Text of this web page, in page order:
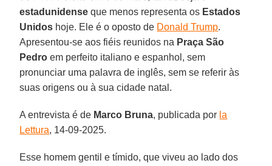
estadunidense que menos representa os Estados
Unidos hoje. Ele é o oposto de Donald Trump.
Apresentou-se aos fiéis reunidos na Praça São
Pedro em perfeito italiano e espanhol, sem
pronunciar uma palavra de inglês, sem se referir às
suas origens ou à sua cidade natal.
A entrevista é de Marco Bruna, publicada por la
Lettura, 14-09-2025.
Esse homem gentil e tímido, que viveu ao lado dos